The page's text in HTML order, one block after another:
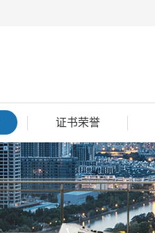
证书荣誉